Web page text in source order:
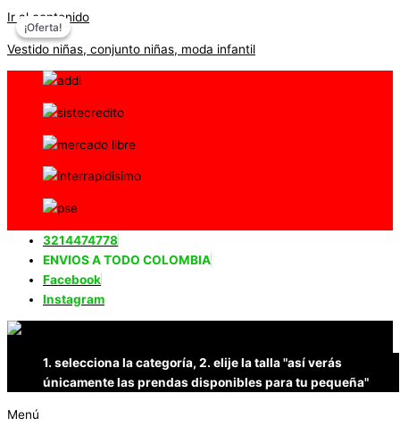
Ir al contenido
Vestido niñas, conjunto niñas, moda infantil
3214474778
ENVIOS A TODO COLOMBIA
Facebook
Instagram
1. selecciona la categoría, 2. elije la talla "así verás
únicamente las prendas disponibles para tu pequeña"
Menú
¡Oferta!
¡Oferta!